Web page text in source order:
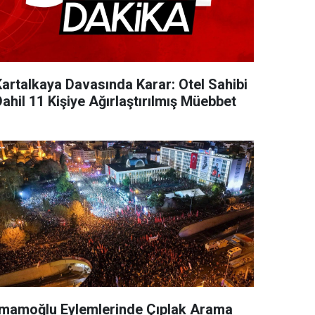
Davasında Karar: Otel Sahibi
11 Kişiye Ağırlaştırılmış Müebbet
Eylemlerinde Çıplak Arama